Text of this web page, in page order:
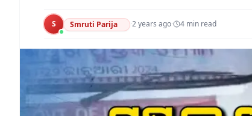
S Smruti Parija ·2 years ago· 4 min read